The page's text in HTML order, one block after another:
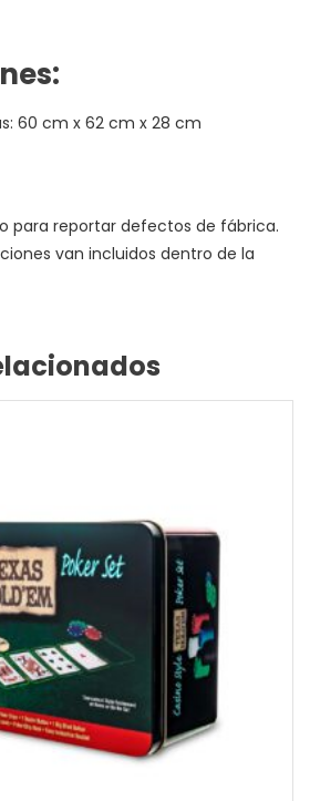
60 cm x 62 cm x 28 cm
para reportar defectos de fábrica.
van incluidos dentro de la